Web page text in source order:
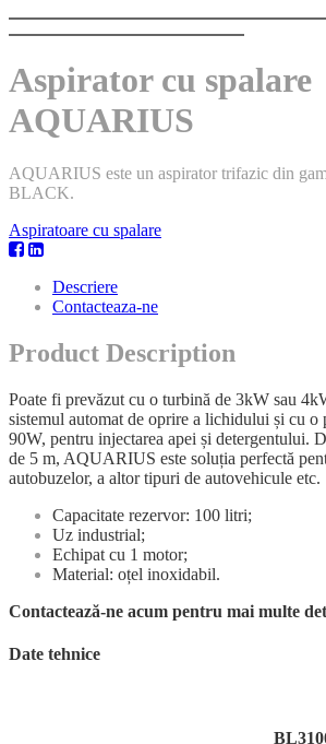
Aspirator cu spalare
AQUARIUS
AQUARIUS este un aspirator trifazic din
BLACK.
Aspiratoare cu spalare
Descriere
Contacteaza-ne
Product Description
Poate fi prevăzut cu o turbină de 3kW sau
sistemul automat de oprire a lichidului și cu o
90W, pentru injectarea apei și detergentului.
de 5 m, AQUARIUS este soluția perfectă
autobuzelor, a altor tipuri de autovehicule etc.
Capacitate rezervor: 100 litri;
Uz industrial;
Echipat cu 1 motor;
Material: oțel inoxidabil.
Contactează-ne acum pentru mai multe
Date tehnice